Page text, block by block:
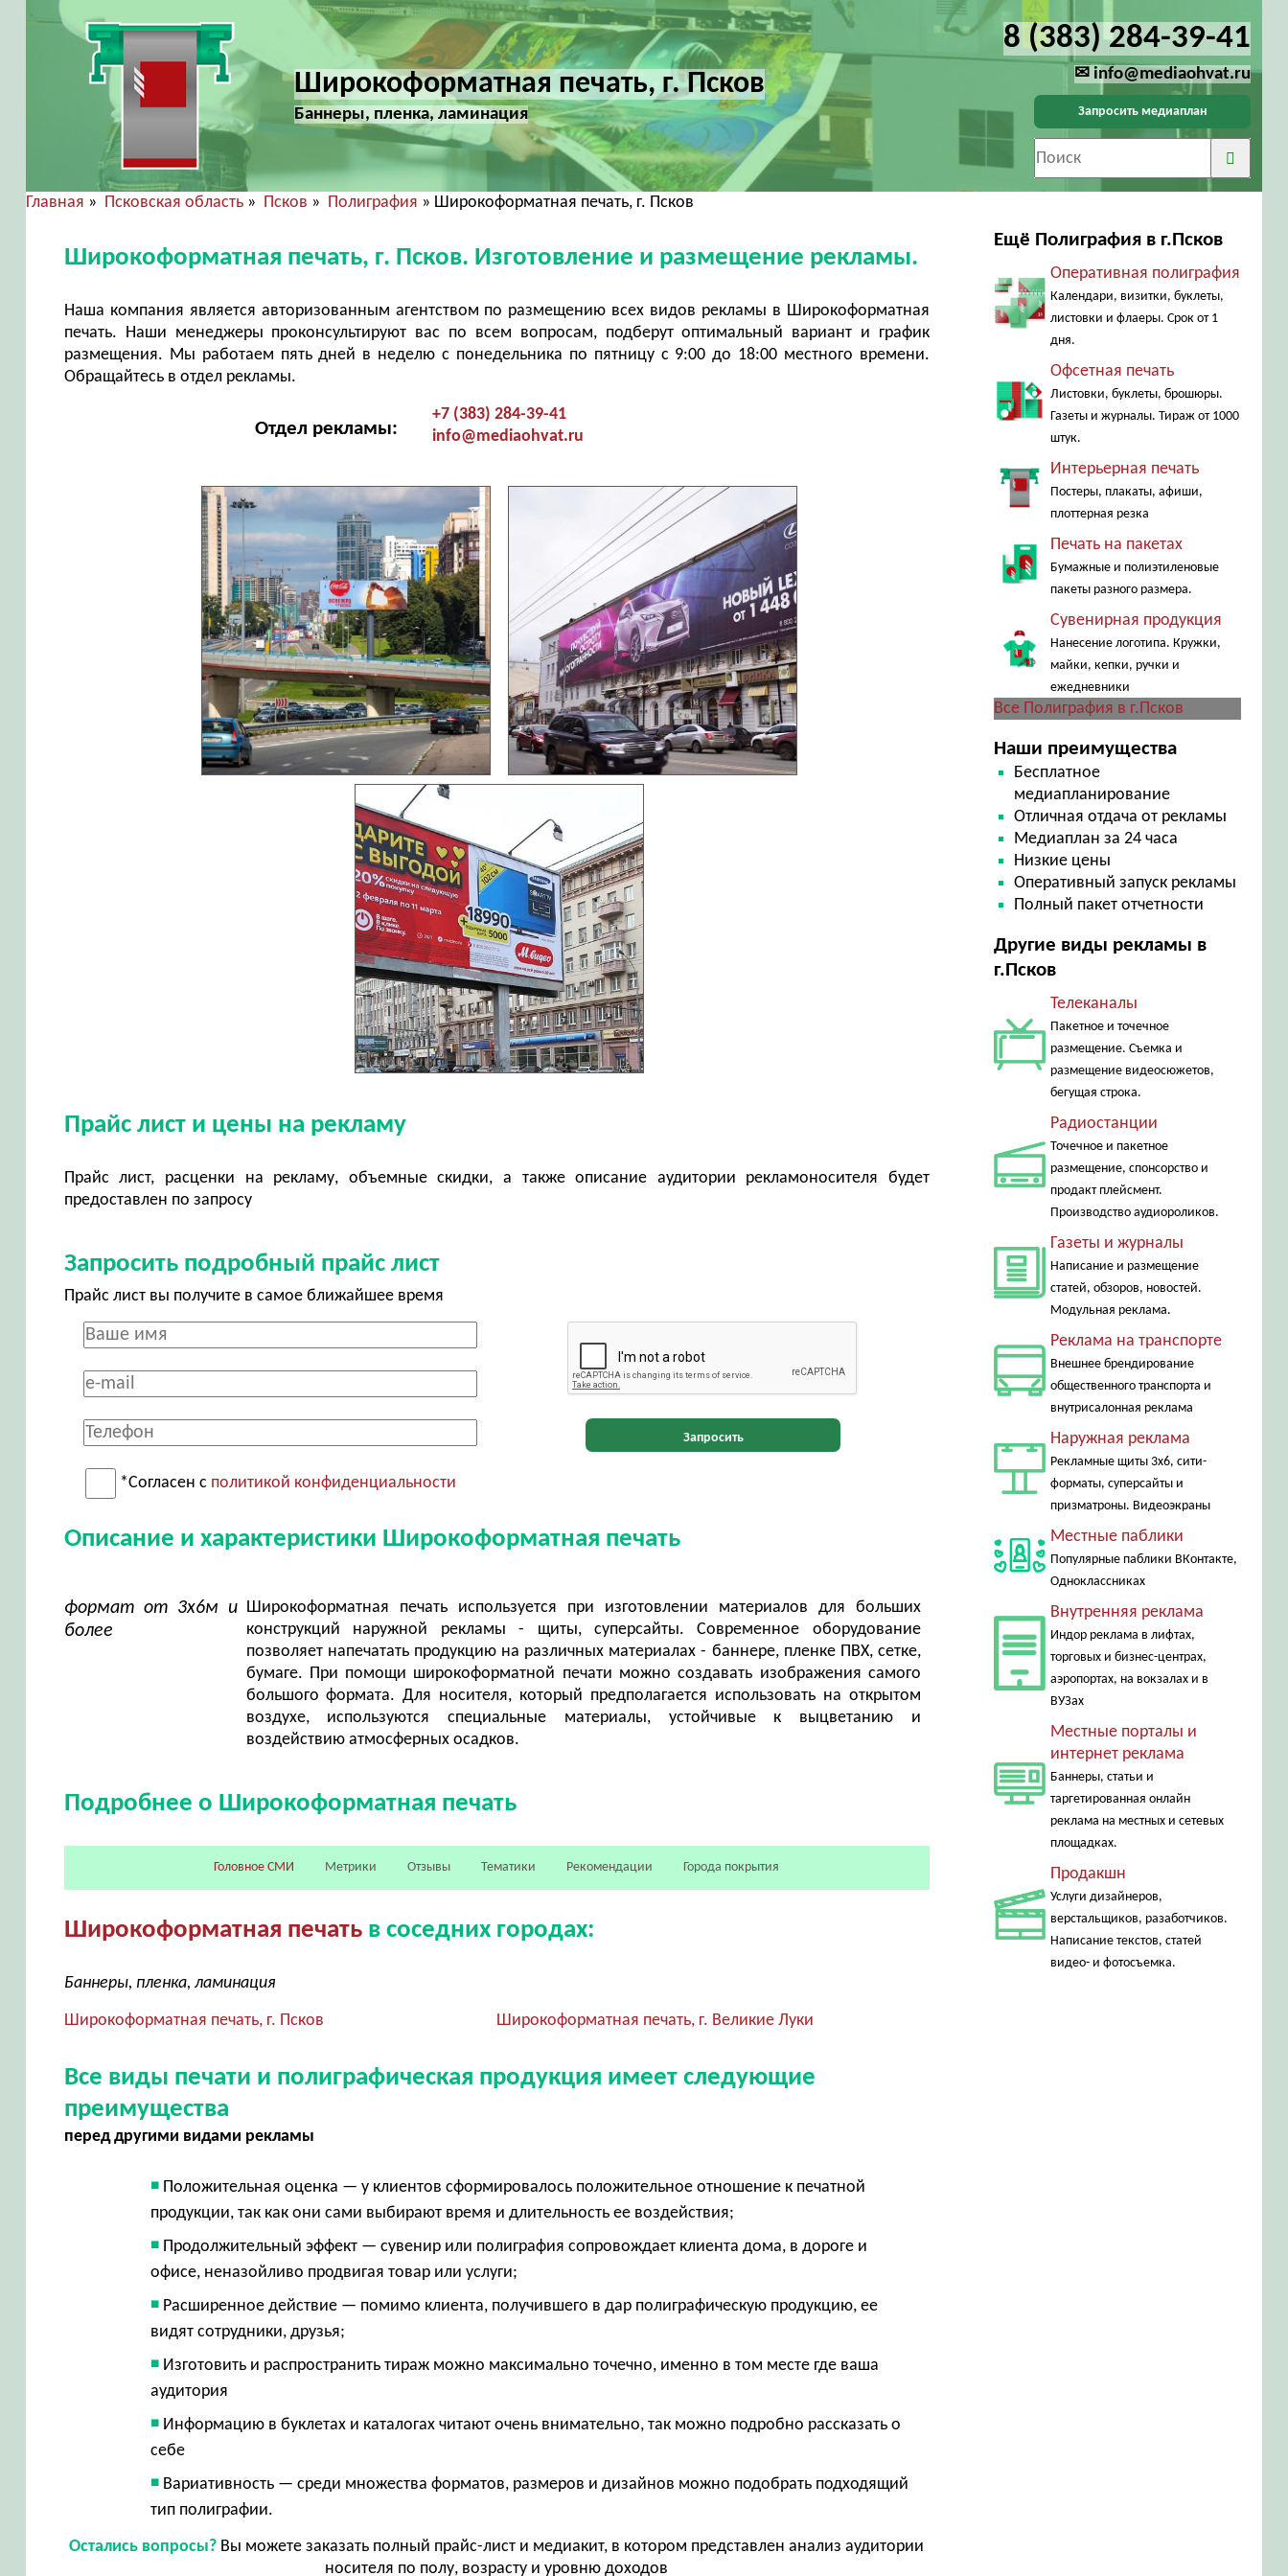
Широкоформатная печать, г. Псков
Баннеры, пленка, ламинация
8 (383) 284-39-41
✉ info@mediaohvat.ru
Запросить медиаплан
Главная » Псковская область» Псков » Полиграфия » Широкоформатная печать, г. Псков
Широкоформатная печать, г. Псков. Изготовление и размещение рекламы.
Наша компания является авторизованным агентством по размещению всех видов рекламы в Широкоформатная
печать. Наши менеджеры проконсультируют вас по всем вопросам, подберут оптимальный вариант и график
размещения. Мы работаем пять дней в неделю с понедельника по пятницу с 9:00 до 18:00 местного времени.
Обращайтесь в отдел рекламы.
Отдел рекламы:
+7 (383) 284-39-41
info@mediaohvat.ru
Прайс лист и цены на рекламу
Прайс лист, расценки на рекламу, объемные скидки, а также описание аудитории рекламоносителя будет
предоставлен по запросу
Запросить подробный прайс лист
Прайс лист вы получите в самое ближайшее время
*Согласен с политикой конфиденциальности
Запросить
Описание и характеристики Широкоформатная печать
формат от 3х6м и
более
Широкоформатная печать используется при изготовлении материалов для больших
конструкций наружной рекламы - щиты, суперсайты. Современное оборудование
позволяет напечатать продукцию на различных материалах - баннере, пленке ПВХ, сетке,
бумаге. При помощи широкоформатной печати можно создавать изображения самого
большого формата. Для носителя, который предполагается использовать на открытом
воздухе, используются специальные материалы, устойчивые к выцветанию и
воздействию атмосферных осадков.
Подробнее о Широкоформатная печать
Головное СМИ Метрики Отзывы Тематики Рекомендации Города покрытия
Широкоформатная печатьв соседних городах:
Баннеры, пленка, ламинация
Широкоформатная печать, г. Псков Широкоформатная печать, г. Великие Луки
Все виды печати и полиграфическая продукция имеет следующие
преимущества
перед другими видами рекламы
Положительная оценка — у клиентов сформировалось положительное отношение к печатной
продукции, так как они сами выбирают время и длительность ее воздействия;
Продолжительный эффект — сувенир или полиграфия сопровождает клиента дома, в дороге и
офисе, неназойливо продвигая товар или услуги;
Расширенное действие — помимо клиента, получившего в дар полиграфическую продукцию, ее
видят сотрудники, друзья;
Изготовить и распространить тираж можно максимально точечно, именно в том месте где ваша
аудитория
Информацию в буклетах и каталогах читают очень внимательно, так можно подробно рассказать о
себе
Вариативность — среди множества форматов, размеров и дизайнов можно подобрать подходящий
тип полиграфии.
Остались вопросы? Вы можете заказать полный прайс-лист и медиакит, в котором представлен анализ аудитории
носителя по полу, возрасту и уровню доходов
Ещё Полиграфия в г.Псков
Оперативная полиграфия
Календари, визитки, буклеты,
листовки и флаеры. Срок от 1
дня.
Офсетная печать
Листовки, буклеты, брошюры.
Газеты и журналы. Тираж от 1000
штук.
Интерьерная печать
Постеры, плакаты, афиши,
плоттерная резка
Печать на пакетах
Бумажные и полиэтиленовые
пакеты разного размера.
Сувенирная продукция
Нанесение логотипа. Кружки,
майки, кепки, ручки и
ежедневники
Все Полиграфия в г.Псков
Наши преимущества
Бесплатное
медиапланирование
Отличная отдача от рекламы
Медиаплан за 24 часа
Низкие цены
Оперативный запуск рекламы
Полный пакет отчетности
Другие виды рекламы в
г.Псков
Телеканалы
Пакетное и точечное
размещение. Съемка и
размещение видеосюжетов,
бегущая строка.
Радиостанции
Точечное и пакетное
размещение, спонсорство и
продакт плейсмент.
Производство аудиороликов.
Газеты и журналы
Написание и размещение
статей, обзоров, новостей.
Модульная реклама.
Реклама на транспорте
Внешнее брендирование
общественного транспорта и
внутрисалонная реклама
Наружная реклама
Рекламные щиты 3х6, сити-
форматы, суперсайты и
призматроны. Видеоэкраны
Местные паблики
Популярные паблики ВКонтакте,
Одноклассниках
Внутренняя реклама
Индор реклама в лифтах,
торговых и бизнес-центрах,
аэропортах, на вокзалах и в
ВУЗах
Местные порталы и
интернет реклама
Баннеры, статьи и
таргетированная онлайн
реклама на местных и сетевых
площадках.
Продакшн
Услуги дизайнеров,
верстальщиков, разаботчиков.
Написание текстов, статей
видео- и фотосъемка.